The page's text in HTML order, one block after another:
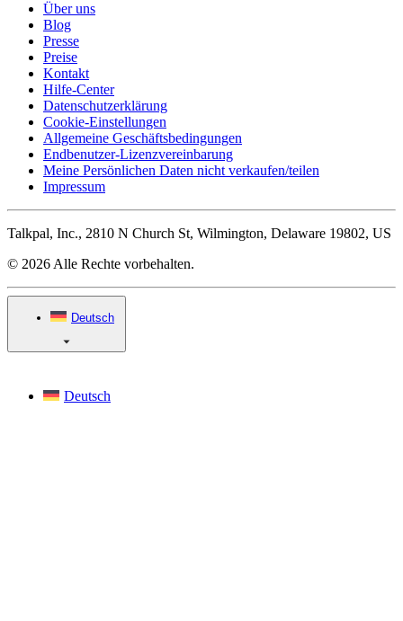
Über uns
Blog
Presse
Preise
Kontakt
Hilfe-Center
Datenschutzerklärung
Cookie-Einstellungen
Allgemeine Geschäftsbedingungen
Endbenutzer-Lizenzvereinbarung
Meine Persönlichen Daten nicht verkaufen/teilen
Impressum
Talkpal, Inc., 2810 N Church St, Wilmington, Delaware 19802, US
© 2026 Alle Rechte vorbehalten.
Deutsch
Deutsch